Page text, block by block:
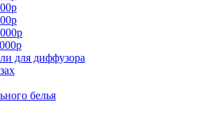
для диффузора
белья